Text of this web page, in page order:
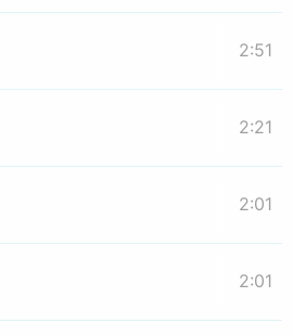
2:51
2:21
2:01
2:01